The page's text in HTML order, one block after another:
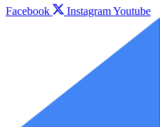
Facebook InstagramYoutube